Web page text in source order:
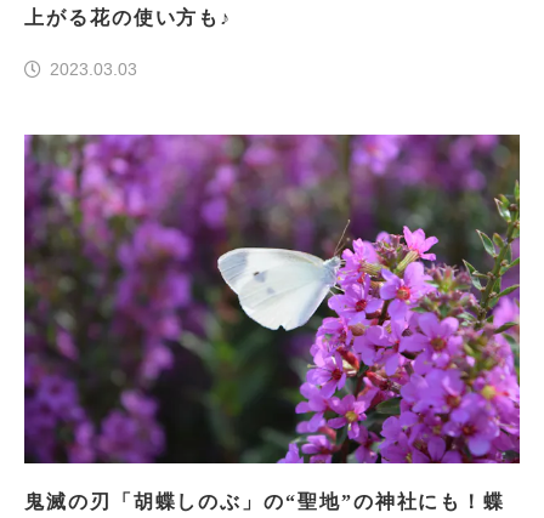
上がる花の使い方も♪
2023.03.03
鬼滅の刃「胡蝶しのぶ」の“聖地”の神社にも！蝶